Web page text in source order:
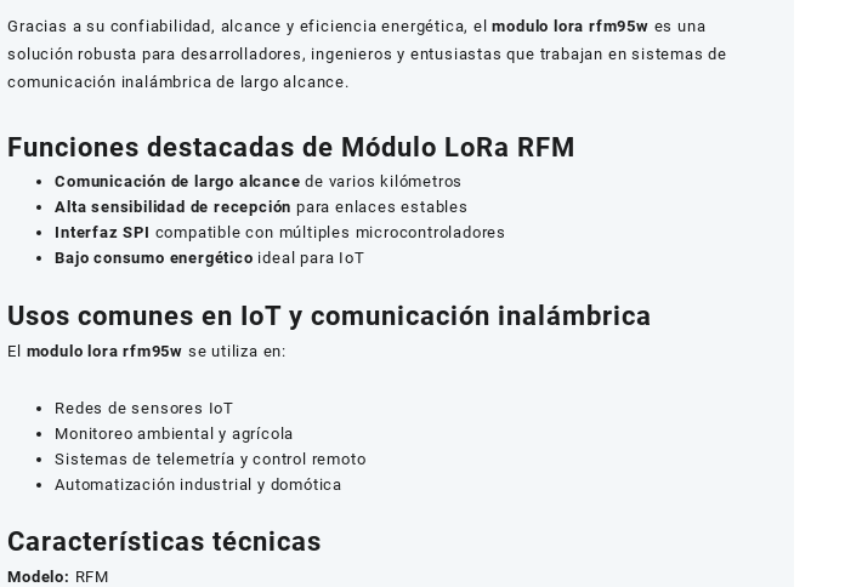
Gracias a su confiabilidad, alcance y eficiencia energética, elmodulo lora rfm95w es una
solución robusta para desarrolladores, ingenieros y entusiastas que trabajan en sistemas de
comunicación inalámbrica de largo alcance.
Funciones destacadas de Módulo LoRa RFM
Comunicación de largo alcance de varios kilómetros
Alta sensibilidad de recepción para enlaces estables
Interfaz SPI compatible con múltiples microcontroladores
Bajo consumo energético ideal para IoT
Usos comunes en IoT y comunicación inalámbrica
El modulo lora rfm95w se utiliza en:
Redes de sensores IoT
Monitoreo ambiental y agrícola
Sistemas de telemetría y control remoto
Automatización industrial y domótica
Características técnicas
Modelo: RFM